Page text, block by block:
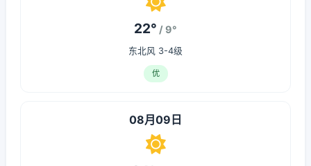
22° / 9°
东北风 3-4级
优
08月09日